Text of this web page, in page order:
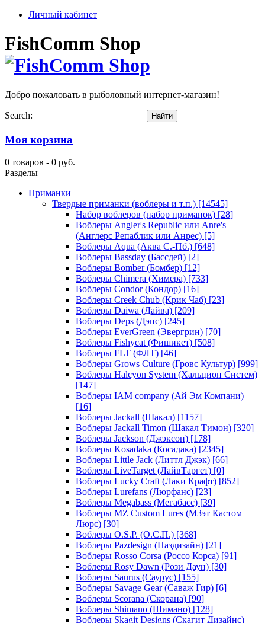
Личный кабинет
FishComm Shop
Добро пожаловать в рыболовный интернет-магазин!
Search:
Моя корзина
0 товаров - 0 руб.
Разделы
Приманки
Твердые приманки (воблеры и т.п.) [14545]
Набор воблеров (набор приманок) [28]
Воблеры Angler's Republic или Anre's
(Англерс Репаблик или Анрес) [5]
Воблеры Aqua (Аква С.-Пб.) [648]
Воблеры Bassday (Бассдей) [2]
Воблеры Bomber (Бомбер) [12]
Воблеры Chimera (Химера) [733]
Воблеры Condor (Кондор) [16]
Воблеры Creek Chub (Крик Чаб) [23]
Воблеры Daiwa (Дайва) [209]
Воблеры Deps (Дэпс) [245]
Воблеры EverGreen (Эвергрин) [70]
Воблеры Fishycat (Фишикет) [508]
Воблеры FLT (ФЛТ) [46]
Воблеры Grows Culture (Гровс Культур) [999]
Воблеры Halcyon System (Хальцион Систем)
[147]
Воблеры IAM company (Ай Эм Компани)
[16]
Воблеры Jackall (Шакал) [1157]
Воблеры Jackall Timon (Шакал Тимон) [320]
Воблеры Jackson (Джэксон) [178]
Воблеры Kosadaka (Косадака) [2345]
Воблеры Little Jack (Литтл Джэк) [66]
Воблеры LiveTarget (ЛайвТаргет) [0]
Воблеры Lucky Craft (Лаки Крафт) [852]
Воблеры Lurefans (Люрфанс) [23]
Воблеры Megabass (Мегабасс) [39]
Воблеры MZ Custom Lures (МЗэт Кастом
Люрс) [30]
Воблеры O.S.P. (О.С.П.) [368]
Воблеры Pazdesign (Паздизайн) [21]
Воблеры Rosso Corsa (Россо Корса) [91]
Воблеры Rosy Dawn (Рози Даун) [30]
Воблеры Saurus (Саурус) [155]
Воблеры Savage Gear (Саваж Гир) [6]
Воблеры Scorana (Скорана) [90]
Воблеры Shimano (Шимано) [128]
Воблеры Skagit Designs (Скагит Дизайнс)